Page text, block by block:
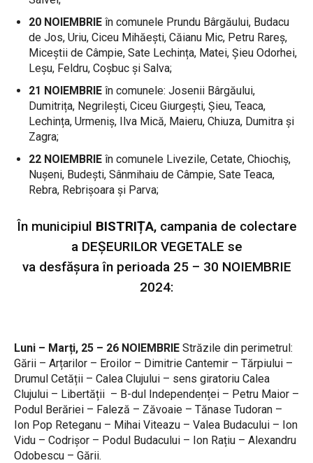
20 NOIEMBRIE în comunele Prundu Bârgăului, Budacu
de Jos, Uriu, Ciceu Mihăești, Căianu Mic, Petru Rareș,
Miceștii de Câmpie, Sate Lechința, Matei, Șieu Odorhei,
Leșu, Feldru, Coșbuc și Salva;
21 NOIEMBRIE în comunele: Josenii Bârgăului,
Dumitrița, Negrilești, Ciceu Giurgești, Șieu, Teaca,
Lechința, Urmeniș, Ilva Mică, Maieru, Chiuza, Dumitra și
Zagra;
22 NOIEMBRIE în comunele Livezile, Cetate, Chiochiș,
Nușeni, Budești, Sânmihaiu de Câmpie, Sate Teaca,
Rebra, Rebrișoara și Parva;
În municipiul BISTRIȚA, campania de colectare
a DEȘEURILOR VEGETALE se
va desfășura în perioada 25 – 30 NOIEMBRIE
2024:
Luni – Marți, 25 – 26 NOIEMBRIE Străzile din perimetrul:
Gării – Arțarilor – Eroilor – Dimitrie Cantemir – Tărpiului –
Drumul Cetății – Calea Clujului – sens giratoriu Calea
Clujului – Libertății – B-dul Independenței – Petru Maior –
Podul Berăriei – Faleză – Zăvoaie – Tănase Tudoran –
Ion Pop Reteganu – Mihai Viteazu – Valea Budacului – Ion
Vidu – Codrișor – Podul Budacului – Ion Rațiu – Alexandru
Odobescu – Gării.